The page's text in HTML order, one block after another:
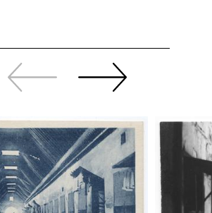
Zurück
sliden
Weiter
sliden